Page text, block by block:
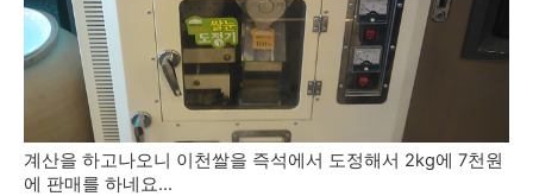
계산을 하고나오니 이천쌀을 즉석에서 도정해서 2kg에 7천원
에 판매를 하네요...